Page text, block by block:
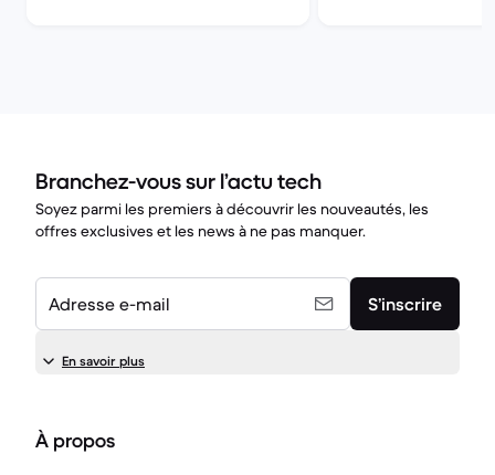
Branchez-vous sur l’actu tech
Soyez parmi les premiers à découvrir les nouveautés, les
offres exclusives et les news à ne pas manquer.
Adresse e-mail S’inscrire
En savoir plus
À propos